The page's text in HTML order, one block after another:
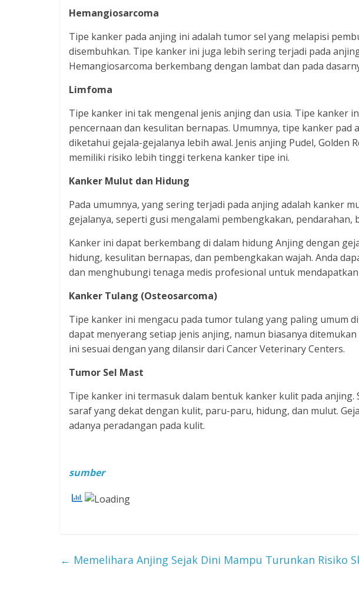
Hemangiosarcoma
Tipe kanker pada anjing ini adalah tumor sel yang melapisi
disembuhkan. Tipe kanker ini juga lebih sering terjadi pada
Hemangiosarcoma berkembang dengan lambat dan pada
Limfoma
Tipe kanker ini tak mengenal jenis anjing dan usia. Tipe kanker
pencernaan dan kesulitan bernapas. Umumnya, tipe kanker pad
diketahui gejala-gejalanya lebih awal. Jenis anjing Pudel, Golden
memiliki risiko lebih tinggi terkena kanker tipe ini.
Kanker Mulut dan Hidung
Pada umumnya, yang sering terjadi pada anjing adalah kanker
gejalanya, seperti gusi mengalami pembengkakan, pendarahan,
Kanker ini dapat berkembang di dalam hidung Anjing dengan
hidung, kesulitan bernapas, dan pembengkakan wajah. Anda
dan menghubungi tenaga medis profesional untuk
Kanker Tulang (Osteosarcoma)
Tipe kanker ini mengacu pada tumor tulang yang paling umum
dapat menyerang setiap jenis anjing, namun biasanya
ini sesuai dengan yang dilansir dari Cancer Veterinary Centers.
Tumor Sel Mast
Tipe kanker ini termasuk dalam bentuk kanker kulit pada anjing.
saraf yang dekat dengan kulit, paru-paru, hidung, dan mulut.
adanya peradangan pada kulit.
sumber
← Memelihara Anjing Sejak Dini Mampu Turunkan Risiko